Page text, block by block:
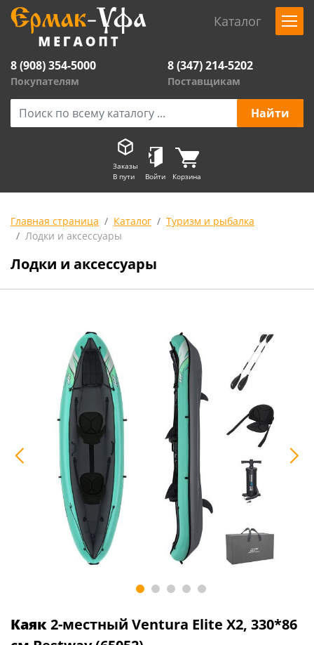
Каталог
8 (908) 354-5000
Покупателям
8 (347) 214-5202
Поставщикам
Заказы
В пути
Войти Корзина
Главная страница Каталог
Туризм и рыбалка
Лодки и аксессуары
Лодки и аксессуары
Каяк2-местный Ventura Elite X2, 330*86